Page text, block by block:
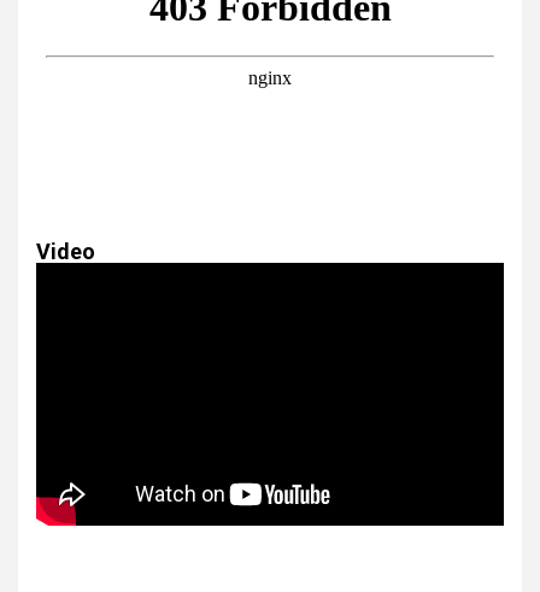
Video